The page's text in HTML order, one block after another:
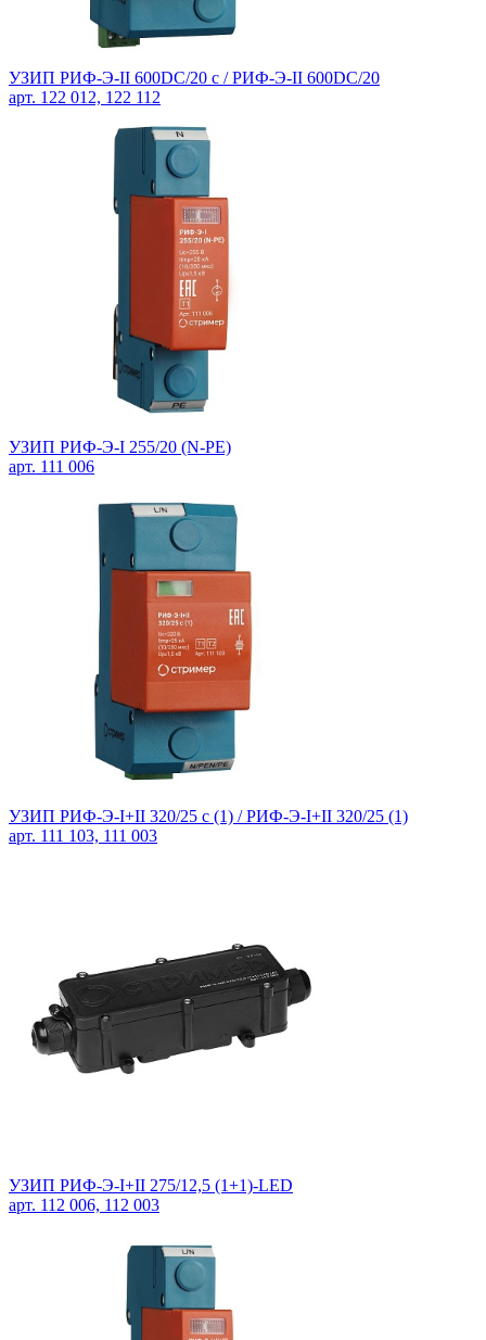
УЗИП РИФ-Э-II 600DC/20 с / РИФ-Э-II 600DC/20
арт. 122 012, 122 112
УЗИП РИФ-Э-I 255/20 (N-PE)
арт. 111 006
УЗИП РИФ-Э-I+II 320/25 с (1) / РИФ-Э-I+II 320/25 (1)
арт. 111 103, 111 003
УЗИП РИФ-Э-I+II 275/12,5 (1+1)-LED
арт. 112 006, 112 003